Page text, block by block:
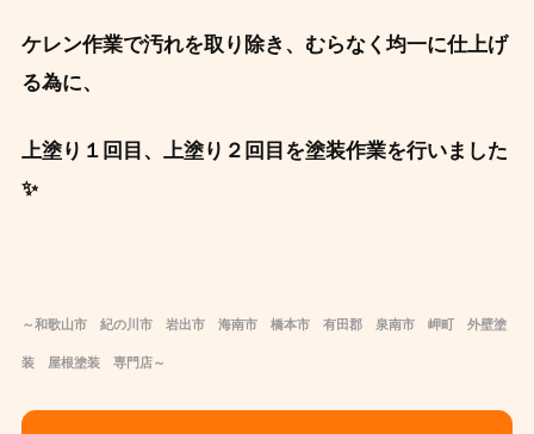
ケレン作業で汚れを取り除き、むらなく均一に仕上げ
る為に、
上塗り１回目、上塗り２回目を塗装作業を行いました
✨
～和歌山市 紀の川市 岩出市 海南市 橋本市 有田郡 泉南市 岬町 外壁塗
装 屋根塗装 専門店～